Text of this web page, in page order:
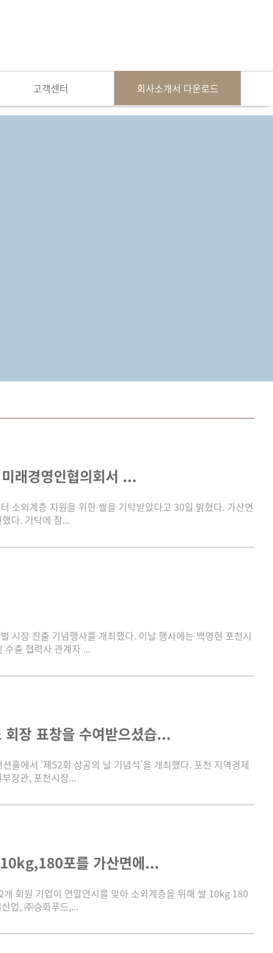
고객센터 회사소개서 다운로드
래경영인협의회서 ...
소외계층 지원을 위한 쌀을 기탁받았다고 30일 밝혔다. 가산면
다. 기탁에 참...
시장 진출 기념행사를 개최했다. 이날 행사에는 백영현 포천시
수출 협력사 관계자 ...
장 표창을 수여받으셨습...
홀에서 '제52회 상공의 날 기념식'을 개최했다. 포천 지역경제
장관, 포천시장...
포를 가산면에...
회원 기업이 연말연시를 맞아 소외계층을 위해 쌀 10kg 180
업, ㈜승화푸드,...